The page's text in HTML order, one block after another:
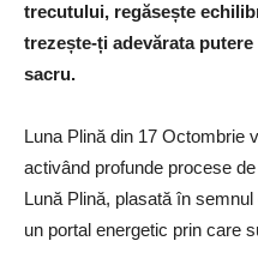
trecutului, regăsește
trezește-ți adevărata
sacru.
Luna Plină din 17 Octombrie
activând profunde procese
Lună Plină, plasată în
un portal energetic prin care